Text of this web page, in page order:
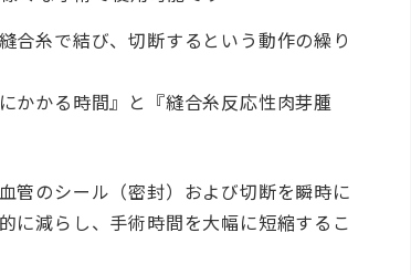
合糸で結び、切断するという動作の繰り
かかる時間』と『縫合糸反応性肉芽腫
管のシール（密封）および切断を瞬時に
に減らし、手術時間を大幅に短縮するこ